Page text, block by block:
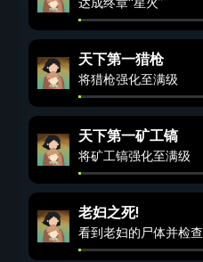
天下第一猎枪
将猎枪强化至满级
天下第一矿工镐
将矿工镐强化至满级
老妇之死!
看到老妇的尸体并检查